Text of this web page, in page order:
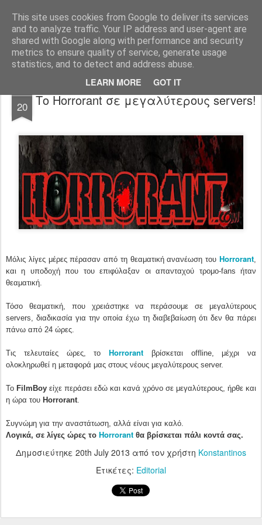
This site uses cookies from Google to deliver its services
and to analyze traffic. Your IP address and user-agent are
shared with Google along with performance and security
metrics to ensure quality of service, generate usage
statistics, and to detect and address abuse.
LEARN MORE GOT IT
FilmBoy
20 Το Horrorant σε μεγαλύτερους servers!
Μόλις λίγες μέρες πέρασαν από τη θεαματική ανανέωση του Horrorant,
και η υποδοχή που του επιφύλαξαν οι απανταχού τρομο-fans ήταν
θεαματική.
Τόσο θεαματική, που χρειάστηκε να περάσουμε σε μεγαλύτερους
servers, διαδικασία για την οποία έχω τη διαβεβαίωση ότι δεν θα πάρει
πάνω από 24 ώρες.
Τις τελευταίες ώρες, το Horrorant
βρίσκεται offline, μέχρι να
ολοκληρωθεί η μεταφορά μας στους νέους μεγαλύτερους server.
Το FilmBoy είχε περάσει εδώ και κανά χρόνο σε μεγαλύτερους, ήρθε και
η ώρα του Horrorant.
Συγνώμη για την αναστάτωση, αλλά είναι για καλό.
Λογικά, σε λίγες ώρες το Horrorant θα βρίσκεται πάλι κοντά σας.
Δημοσιεύτηκε 20th July 2013 από τον χρήστη Konstantinos
Ετικέτες: Editorial